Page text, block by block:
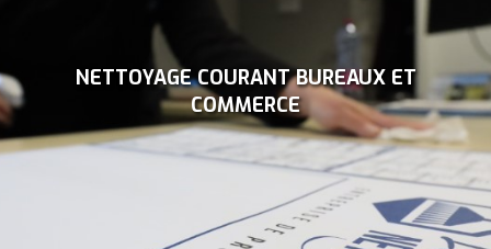
NETTOYAGE COURANT BUREAUX ET
COMMERCE